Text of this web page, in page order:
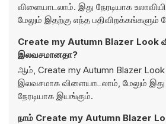
விளையாடலாம். இது நேரடியாக
மேலும் இதற்கு எந்த
Create my Autumn Blazer Look
இலவசமானதா?
ஆம், Create my Autumn Blazer
இலவசமாக விளையாடலாம், மேலும் இது
நேரடியாக இயங்கும்.
நாம் Create my Autumn Blazer